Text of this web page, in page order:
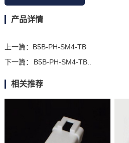
产品详情
上一篇： B5B-PH-SM4-TB
下一篇：
B5B-PH-SM4-TB..
相关推荐